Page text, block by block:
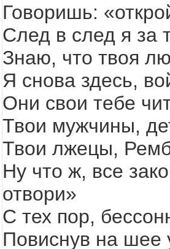
Говоришь:
След в след я за
Знаю, что твоя
Я снова здесь,
Они свои тебе
Твои мужчины,
Твои лжецы,
Ну что ж, все
отвори»
С тех пор,
Повиснув на шее